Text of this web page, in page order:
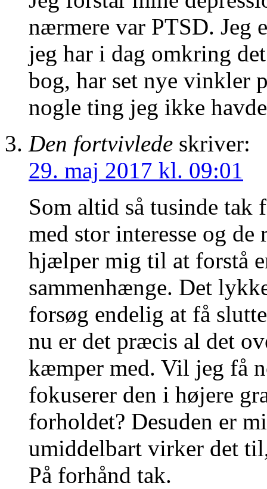
nærmere var PTSD. Jeg
jeg har i dag omkring
bog, har set nye vinkler
nogle ting jeg ikke
Den fortvivlede skriver:
29. maj 2017 kl. 09:01
Som altid så tusinde
med stor interesse og
hjælper mig til at forstå
sammenhænge. Det
forsøg endelig at få
nu er det præcis al det
kæmper med. Vil jeg få
fokuserer den i højere
forholdet? Desuden er
umiddelbart virker det
På forhånd tak.